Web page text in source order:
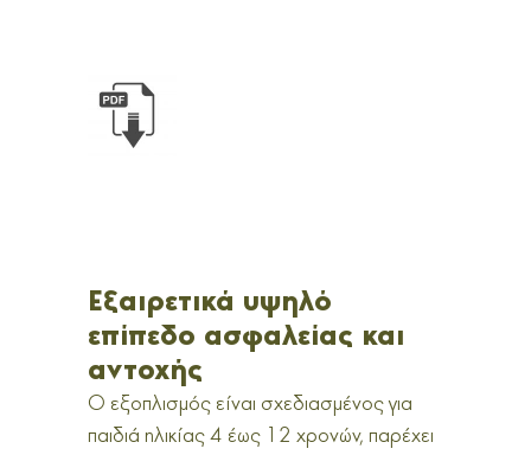
Eξαιρετικά υψηλό
επίπεδο ασφαλείας και
αντοχής
Ο εξοπλισμός είναι σχεδιασμένος για
παιδιά ηλικίας 4 έως 12 χρονών, παρέχει